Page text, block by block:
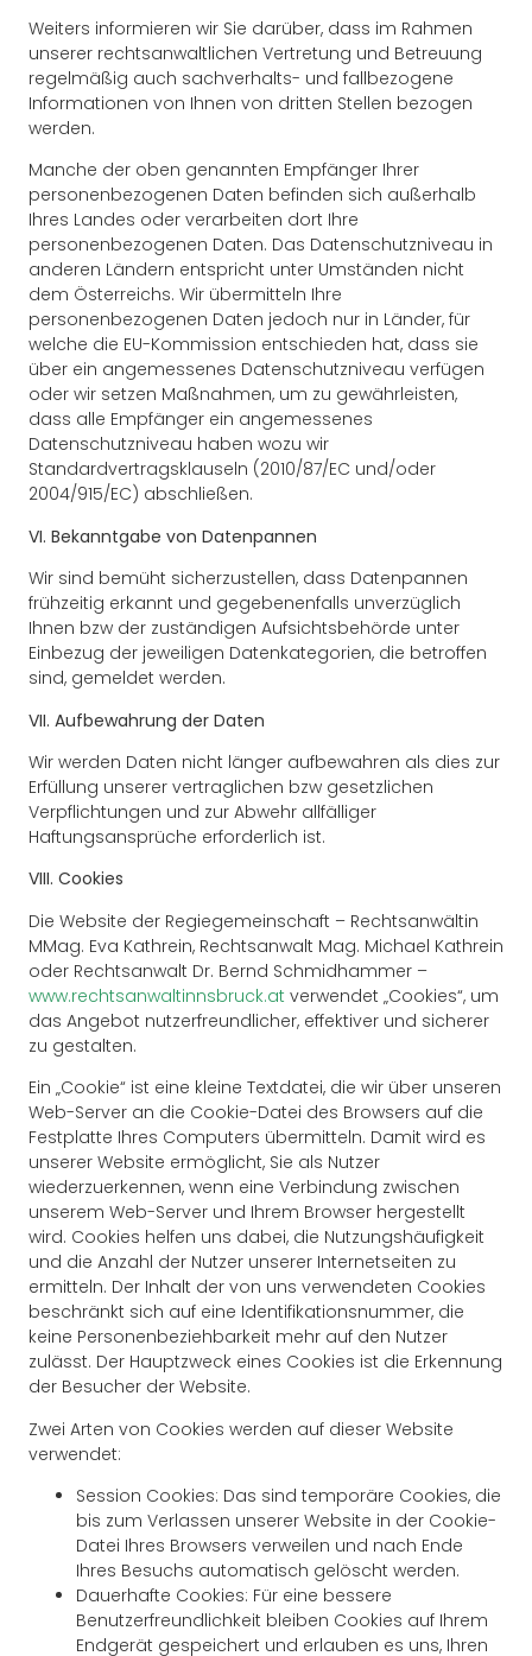
Weiters informieren wir Sie darüber, dass im Rahmen
unserer rechtsanwaltlichen Vertretung und Betreuung
regelmäßig auch sachverhalts- und fallbezogene
Informationen von Ihnen von dritten Stellen bezogen
werden.
Manche der oben genannten Empfänger Ihrer
personenbezogenen Daten befinden sich außerhalb
Ihres Landes oder verarbeiten dort Ihre
personenbezogenen Daten. Das Datenschutzniveau in
anderen Ländern entspricht unter Umständen nicht
dem Österreichs. Wir übermitteln Ihre
personenbezogenen Daten jedoch nur in Länder, für
welche die EU-Kommission entschieden hat, dass sie
über ein angemessenes Datenschutzniveau verfügen
oder wir setzen Maßnahmen, um zu gewährleisten,
dass alle Empfänger ein angemessenes
Datenschutzniveau haben wozu wir
Standardvertragsklauseln (2010/87/EC und/oder
2004/915/EC) abschließen.
VI. Bekanntgabe von Datenpannen
Wir sind bemüht sicherzustellen, dass Datenpannen
frühzeitig erkannt und gegebenenfalls unverzüglich
Ihnen bzw der zuständigen Aufsichtsbehörde unter
Einbezug der jeweiligen Datenkategorien, die betroffen
sind, gemeldet werden.
VII. Aufbewahrung der Daten
Wir werden Daten nicht länger aufbewahren als dies zur
Erfüllung unserer vertraglichen bzw gesetzlichen
Verpflichtungen und zur Abwehr allfälliger
Haftungsansprüche erforderlich ist.
VIII. Cookies
Die Website der Regiegemeinschaft – Rechtsanwältin
MMag. Eva Kathrein, Rechtsanwalt Mag. Michael Kathrein
oder Rechtsanwalt Dr. Bernd Schmidhammer –
www.rechtsanwaltinnsbruck.at verwendet „Cookies“, um
das Angebot nutzerfreundlicher, effektiver und sicherer
zu gestalten.
Ein „Cookie“ ist eine kleine Textdatei, die wir über unseren
Web-Server an die Cookie-Datei des Browsers auf die
Festplatte Ihres Computers übermitteln. Damit wird es
unserer Website ermöglicht, Sie als Nutzer
wiederzuerkennen, wenn eine Verbindung zwischen
unserem Web-Server und Ihrem Browser hergestellt
wird. Cookies helfen uns dabei, die Nutzungshäufigkeit
und die Anzahl der Nutzer unserer Internetseiten zu
ermitteln. Der Inhalt der von uns verwendeten Cookies
beschränkt sich auf eine Identifikationsnummer, die
keine Personenbeziehbarkeit mehr auf den Nutzer
zulässt. Der Hauptzweck eines Cookies ist die Erkennung
der Besucher der Website.
Zwei Arten von Cookies werden auf dieser Website
verwendet:
Session Cookies: Das sind temporäre Cookies, die
bis zum Verlassen unserer Website in der Cookie-
Datei Ihres Browsers verweilen und nach Ende
Ihres Besuchs automatisch gelöscht werden.
Dauerhafte Cookies: Für eine bessere
Benutzerfreundlichkeit bleiben Cookies auf Ihrem
Endgerät gespeichert und erlauben es uns, Ihren